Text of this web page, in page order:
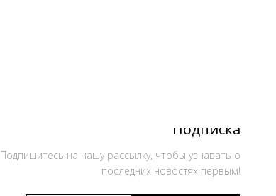
Подписка
Подпишитесь на нашу рассылку, чтобы узнавать о
последних новостях первым!